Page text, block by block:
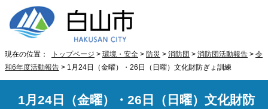
現在の位置： トップページ > 環境・安全 > 防災 > 消防団 > 消防団活動報告 > 令
和6年度活動報告 > 1月24日（金曜）・26日（日曜）文化財防ぎょ訓練
1月24日（金曜）・26日（日曜）文化財防